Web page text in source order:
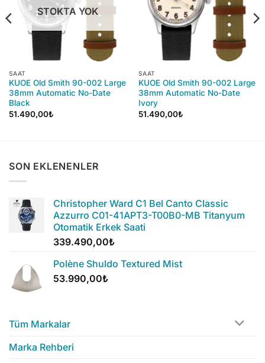
STOKTA YOK
SAAT
KUOE Old Smith 90-002 Large
38mm Automatic No-Date
Black
51.490,00₺
SAAT
KUOE Old Smith 90-002 Large
38mm Automatic No-Date
Ivory
51.490,00₺
SON EKLENENLER
Christopher Ward C1 Bel Canto Classic
Azzurro C01-41APT3-T00B0-MB Titanyum
Otomatik Erkek Saati
339.490,00₺
Polène Shuldo Textured Mist
53.990,00₺
Tüm Markalar
Marka Rehberi